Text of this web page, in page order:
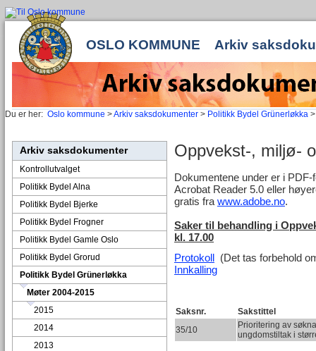
OSLO KOMMUNE Arkiv
Du er her: Oslo kommune >Arkiv saksdokumenter > Politikk Bydel Grünerløkka
Arkiv saksdokumenter
Kontrollutvalget
Politikk Bydel Alna
Politikk Bydel Bjerke
Politikk Bydel Frogner
Politikk Bydel Gamle Oslo
Politikk Bydel Grorud
Politikk Bydel Grünerløkka
Møter 2004-2015
2015
2014
2013
Oppvekst-, miljø-
Dokumentene under er i
Acrobat Reader 5.0 eller
gratis fra www.adobe.no.
Saker til behandling i
kl. 17.00
Protokoll (Det tas forbehold
Innkalling
Saksnr.
Sakstittel
35/10
Prioritering av
ungdomstiltak i